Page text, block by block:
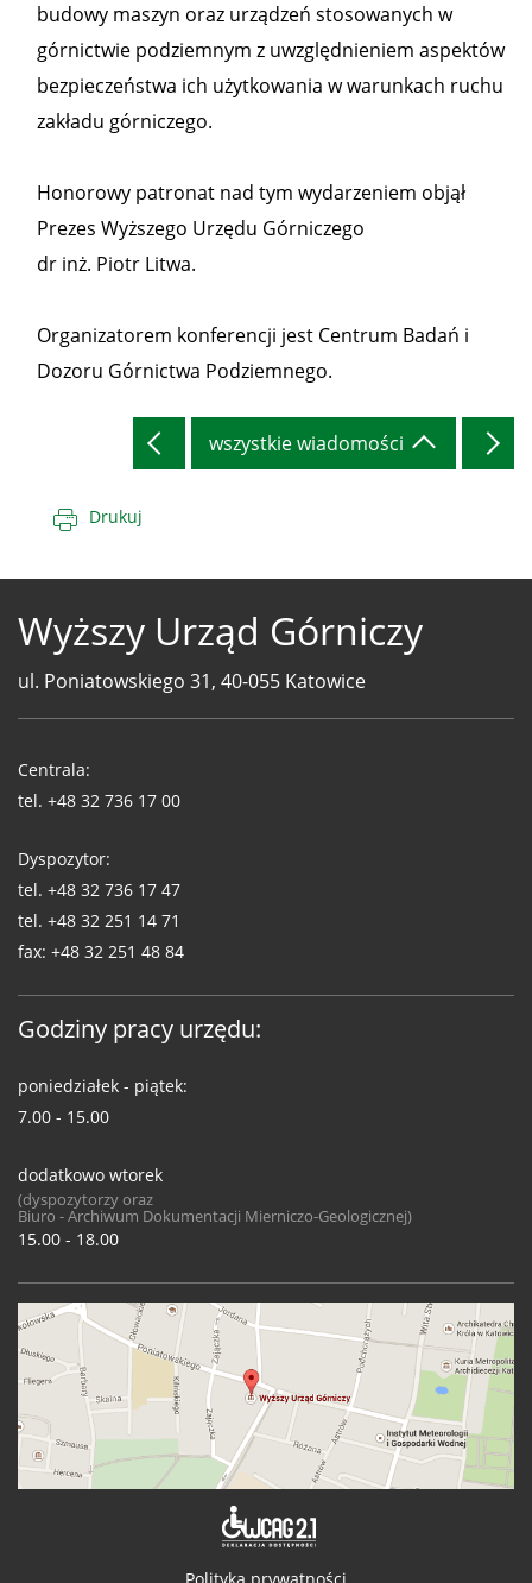
budowy maszyn oraz urządzeń stosowanych w
górnictwie podziemnym z uwzględnieniem aspektów
bezpieczeństwa ich użytkowania w warunkach ruchu
zakładu górniczego.
Honorowy patronat nad tym wydarzeniem objął
Prezes Wyższego Urzędu Górniczego
dr inż. Piotr Litwa.
Organizatorem konferencji jest Centrum Badań i
Dozoru Górnictwa Podziemnego.
wszystkie wiadomości
Drukuj
Wyższy Urząd Górniczy
ul. Poniatowskiego 31, 40-055 Katowice
WUG
Centrala:
tel. +48 32 736 17 00
Dyspozytor:
tel. +48 32 736 17 47
tel. +48 32 251 14 71
fax: +48 32 251 48 84
Godziny pracy urzędu:
poniedziałek - piątek:
7.00 - 15.00
dodatkowo wtorek
(dyspozytorzy oraz
Biuro - Archiwum Dokumentacji Mierniczo-Geologicznej)
15.00 - 18.00